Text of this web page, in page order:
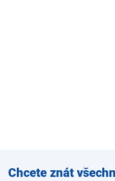
Zadejte
Chcete znát